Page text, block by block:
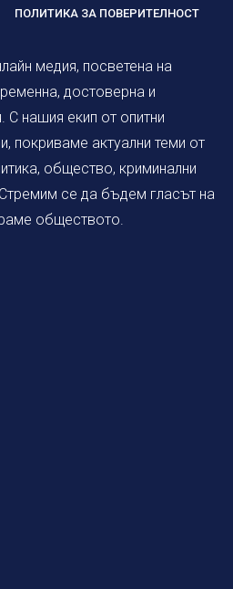
ПОЛИТИКА ЗА ПОВЕРИТЕЛНОСТ
медия, посветена на
достоверна и
нашия екип от опитни
покриваме актуални теми от
общество, криминални
се да бъдем гласът на
обществото.